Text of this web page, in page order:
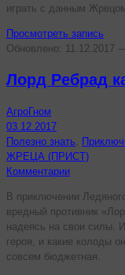
играть с данным
Просмотреть запись
Обновлено: 11.12.2017
Лорд Ребрад
АгроГном
03.12.2017
Полезно знать,
ЖРЕЦА (ПРИСТ)
Комментарии
В приключении
вредный противник
надеясь на свои силы.
героя, и какие колоды
совсем бюджетная.